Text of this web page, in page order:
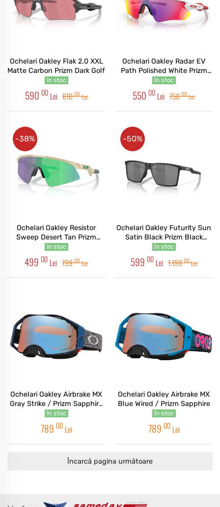
Ochelari Oakley Flak 2.0 XXL
Matte Carbon Prizm Dark Golf
în stoc
590 00 Lei 81000Lei
Ochelari Oakley Radar EV
Path Polished White Prizm
Road
în stoc
550 00 Lei 75000Lei
Ochelari Oakley Resistor
Sweep Desert Tan Prizm
Jade
în stoc
499 00 Lei 79900Lei
-38%
Ochelari Oakley Futurity Sun
Satin Black Prizm Black
Polarized
în stoc
599 00 Lei 1.19900Lei
-50%
Ochelari Oakley Airbrake MX
Gray Strike / Prizm Sapphire
Iridium
în stoc
789 00 Lei
Ochelari Oakley Airbrake MX
Blue Wired / Prizm Sapphire
în stoc
789 00 Lei
Încarcă pagina următoare